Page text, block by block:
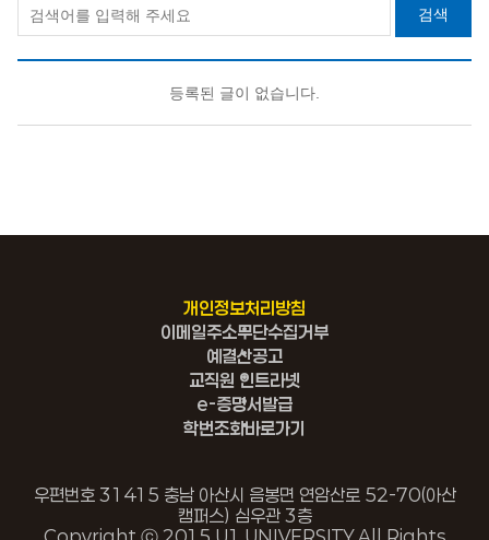
검색
등록된 글이 없습니다.
개인정보처리방침
이메일주소무단수집거부
예결산공고
교직원 인트라넷
e-증명서발급
학번조회바로가기
우편번호 31415 충남 아산시 음봉면 연암산로 52-70(아산
캠퍼스) 심우관 3층